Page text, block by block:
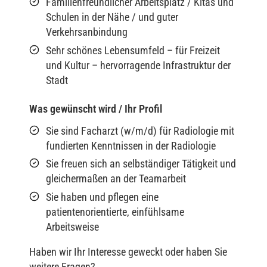
Schulen in der Nähe / und guter
Verkehrsanbindung
Sehr schönes Lebensumfeld – für Freizeit
und Kultur – hervorragende Infrastruktur der
Stadt
Was gewünscht wird / Ihr Profil
Sie sind Facharzt (w/m/d) für Radiologie mit
fundierten Kenntnissen in der Radiologie
Sie freuen sich an selbständiger Tätigkeit und
gleichermaßen an der Teamarbeit
Sie haben und pflegen eine
patientenorientierte, einfühlsame
Arbeitsweise
Haben wir Ihr Interesse geweckt oder haben Sie